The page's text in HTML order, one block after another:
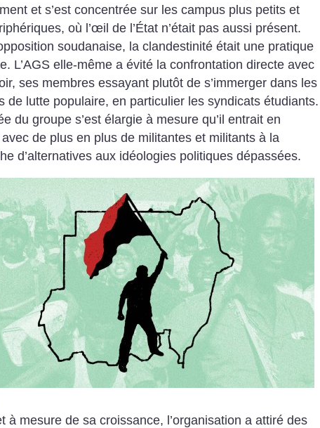
et s’est concentrée sur les campus plus petits et
où l’œil de l’État n’était pas aussi présent.
soudanaise, la clandestinité était une pratique
L’AGS elle-même a évité la confrontation directe avec
ses membres essayant plutôt de s’immerger dans les
de lutte populaire, en particulier les syndicats étudiants.
du groupe s’est élargie à mesure qu’il entrait en
de plus en plus de militantes et militants à la
d’alternatives aux idéologies politiques dépassées.
à mesure de sa croissance, l’organisation a attiré des